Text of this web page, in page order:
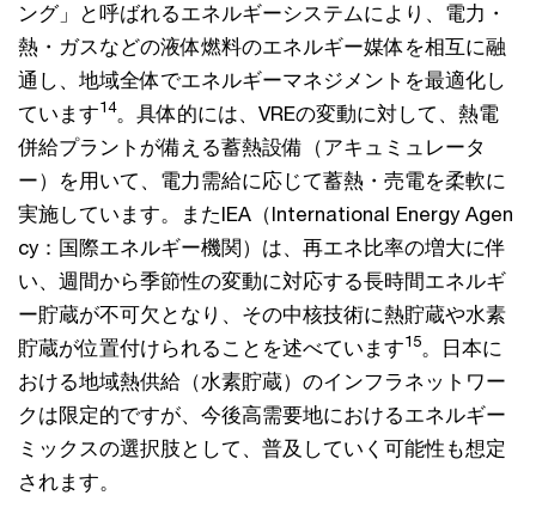
ング」と呼ばれるエネルギーシステムにより、電力・
熱・ガスなどの液体燃料のエネルギー媒体を相互に融
通し、地域全体でエネルギーマネジメントを最適化し
ています14。具体的には、VREの変動に対して、熱電
併給プラントが備える蓄熱設備（アキュミュレータ
ー）を用いて、電力需給に応じて蓄熱・売電を柔軟に
実施しています。またIEA（International Energy Agen
cy：国際エネルギー機関）は、再エネ比率の増大に伴
い、週間から季節性の変動に対応する長時間エネルギ
ー貯蔵が不可欠となり、その中核技術に熱貯蔵や水素
貯蔵が位置付けられることを述べています15。日本に
おける地域熱供給（水素貯蔵）のインフラネットワー
クは限定的ですが、今後高需要地におけるエネルギー
ミックスの選択肢として、普及していく可能性も想定
されます。